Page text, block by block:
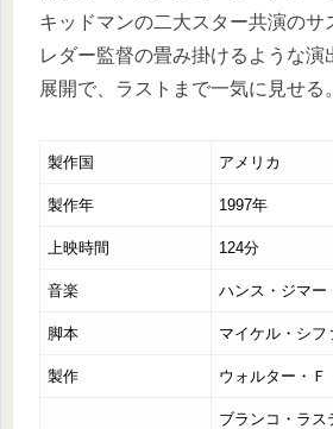
キッドマンの二大スター共演のサ
レダー監督の畳み掛けるような演
展開で、ラストまで一気に見せる。
製作国 アメ
製作年 1997年
上映時間 124分
音楽 ハンス・ジマー
脚本 マイケル・シフ
製作 ウォルター・Ｆ
ブランコ・ラス